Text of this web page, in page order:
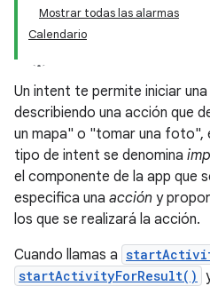
Mostrar todas las alarmas
Calendario
Un intent te permite iniciar
describiendo una acción que
un mapa" o "tomar una foto",
tipo de intent se denomina
el componente de la app que
especifica una acción y
los que se realizará la acción.
Cuando llamas a
startActivityForResult()